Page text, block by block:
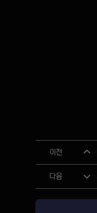
관련자료
이전
다음